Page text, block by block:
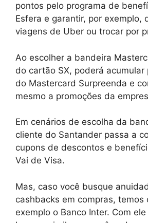
pontos pelo programa de
Esfera e garantir, por exemplo,
viagens de Uber ou trocar por
Ao escolher a bandeira
do cartão SX, poderá acumular
do Mastercard Surpreenda e
mesmo a promoções da
Em cenários de escolha da
cliente do Santander passa a
cupons de descontos e
Vai de Visa.
Mas, caso você busque
cashbacks em compras, temos
exemplo o Banco Inter. Com